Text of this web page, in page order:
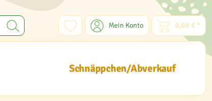
Mein Konto 0,00 € *
Schnäppchen/Abverkauf